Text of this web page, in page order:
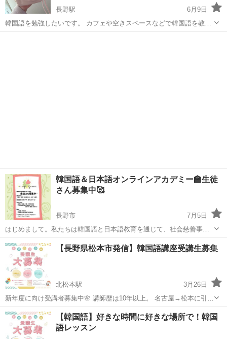
長野駅
6月9日
韓国語を勉強したいです。 カフェや空きスペースなどで韓国語を教え
てくださる方募集してます。 何もわからない初心者です。 1コマ1.5時
韓国語＆日本語オンラインアカデミー🏫生徒
さん募集中🥰
長野市
7月5日
はじめまして。私たちは韓国語と日本語教育を通じて、社会慈善事業
を行う“非営利一般社団法人サラン(愛🥰)＆ソマン(希望🌈)ラボ”が運営
するオンラインアカデミーWell Aging Web Academy｟WAWA｠で
す。 ...
長野 長野市 韓国語 オンライン
【長野県松本市発信】韓国語講座受講生募集
北松本駅
3月26日
新年度に向け受講者募集中🌸 講師歴は10年以上。 名古屋→松本に引越
して韓国語講師再会です！ 👍マンツーマンレッスンなので自分のペー
スで学べます (グループレッスンも可能です！！) 👍マンツーマンレッ
スンの会話量は、...
長野 松本市 北松本駅 韓国語 レッスン
【韓国語】好きな時間に好きな場所で！韓国
語レッスン